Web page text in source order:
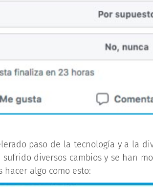
paso de la tecnología y a la
sufrido diversos cambios y se han
hacer algo como esto: